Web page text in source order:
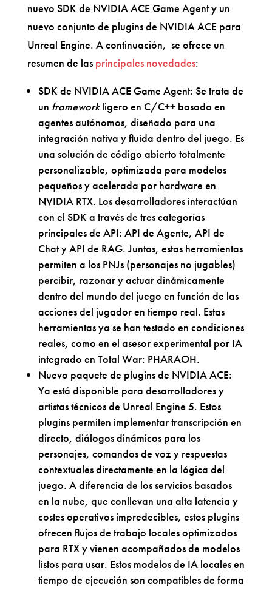
nuevo SDK de NVIDIA ACE Game Agent y un
nuevo conjunto de plugins de NVIDIA ACE para
Unreal Engine. A continuación, se ofrece un
resumen de las principales novedades:
SDK de NVIDIA ACE Game Agent: Se trata de
un frameworkligero en C/C++ basado en
agentes autónomos, diseñado para una
integración nativa y fluida dentro del juego. Es
una solución de código abierto totalmente
personalizable, optimizada para modelos
pequeños y acelerada por hardware en
NVIDIA RTX. Los desarrolladores interactúan
con el SDK a través de tres categorías
principales de API: API de Agente, API de
Chat y API de RAG. Juntas, estas herramientas
permiten a los PNJs (personajes no jugables)
percibir, razonar y actuar dinámicamente
dentro del mundo del juego en función de las
acciones del jugador en tiempo real. Estas
herramientas ya se han testado en condiciones
reales, como en el asesor experimental por IA
integrado en Total War: PHARAOH.
Nuevo paquete de plugins de NVIDIA ACE:
Ya está disponible para desarrolladores y
artistas técnicos de Unreal Engine 5. Estos
plugins permiten implementar transcripción en
directo, diálogos dinámicos para los
personajes, comandos de voz y respuestas
contextuales directamente en la lógica del
juego. A diferencia de los servicios basados
en la nube, que conllevan una alta latencia y
costes operativos impredecibles, estos plugins
ofrecen flujos de trabajo locales optimizados
para RTX y vienen acompañados de modelos
listos para usar. Estos modelos de IA locales en
tiempo de ejecución son compatibles de forma